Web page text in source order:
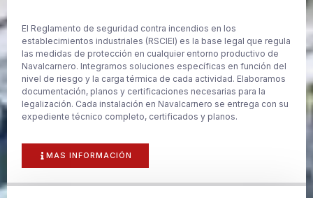
El Reglamento de seguridad contra incendios en los
establecimientos industriales (RSCIEI) es la base legal que regula
las medidas de protección en cualquier entorno productivo de
Navalcarnero. Integramos soluciones específicas en función del
nivel de riesgo y la carga térmica de cada actividad. Elaboramos
documentación, planos y certificaciones necesarias para la
legalización. Cada instalación en Navalcarnero se entrega con su
expediente técnico completo, certificados y planos.
MAS INFORMACIÓN